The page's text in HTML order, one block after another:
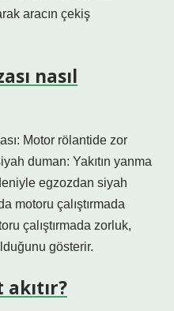
aracın çekiş
nasıl
Motor rölantide zor
duman: Yakıtın yanma
egzozdan siyah
motoru çalıştırmada
çalıştırmada zorluk,
gösterir.